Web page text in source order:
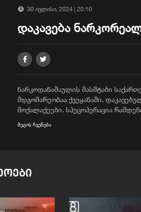
30 ივლისი, 2024 | 20:10
დაკავება
ნარკოდანაშაულის მასშტაბი
მდგომარეობაა ქვეყანაში.
მოქალაქეები. სპეცოპერაცია
მეტის ჩვენება